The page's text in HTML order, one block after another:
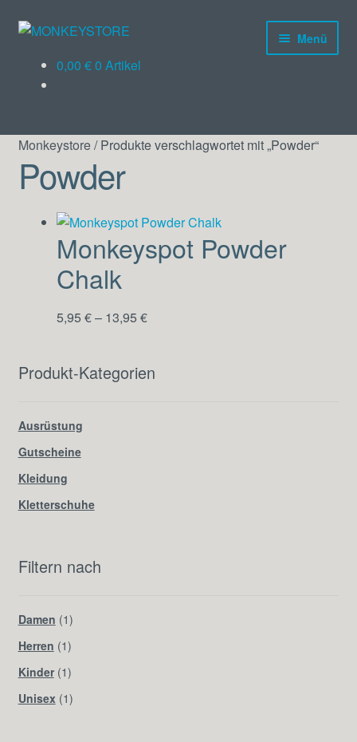
Menü
Products
search
Kleidung
Ausrüstung
0,00 €0 Artikel
Monkeystore/Produkte verschlagwortet mit „Powder“
Powder
Monkeyspot Powder
Chalk
5,95 €– 13,95 €
Produkt-Kategorien
Ausrüstung
Gutscheine
Kleidung
Kletterschuhe
Filtern nach
Damen (1)
Herren (1)
Kinder (1)
Unisex (1)